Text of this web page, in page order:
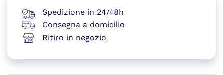
Spedizione in 24/48h
Consegna a domicilio
Ritiro in negozio